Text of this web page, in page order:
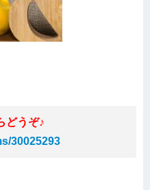
どうぞ♪
30025293